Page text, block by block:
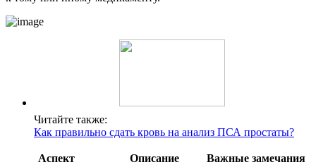
Читайте также:
Как правильно сдать кровь на анализ ПСА простаты?
Аспект Описание Важные замечания